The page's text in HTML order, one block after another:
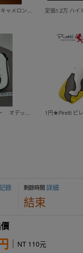
錄 剩餘時間詳細
結束
NT 110元